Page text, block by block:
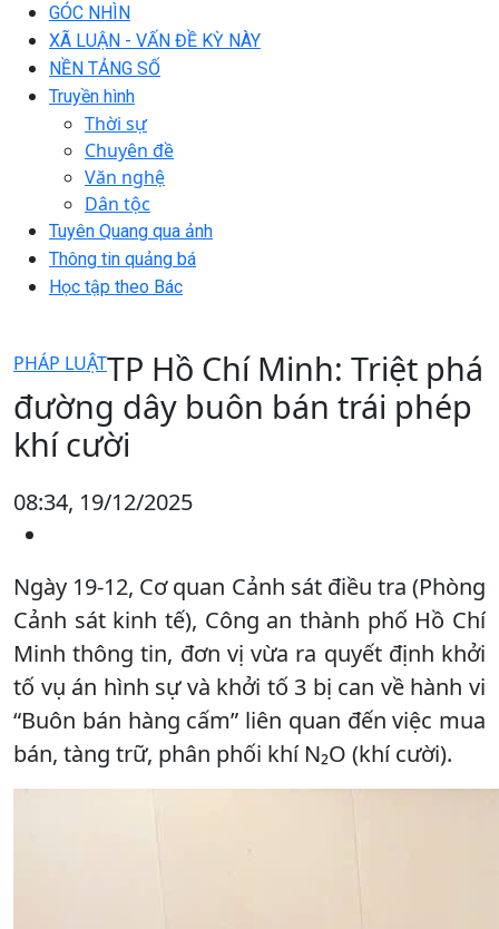
GÓC NHÌN
XÃ LUẬN - VẤN ĐỀ KỲ NÀY
NỀN TẢNG SỐ
Truyền hình
Thời sự
Chuyên đề
Văn nghệ
Dân tộc
Tuyên Quang qua ảnh
Thông tin quảng bá
Học tập theo Bác
PHÁP LUẬTTP Hồ Chí Minh: Triệt phá
đường dây buôn bán trái phép
khí cười
08:34, 19/12/2025
Ngày 19-12, Cơ quan Cảnh sát điều tra (Phòng
Cảnh sát kinh tế), Công an thành phố Hồ Chí
Minh thông tin, đơn vị vừa ra quyết định khởi
tố vụ án hình sự và khởi tố 3 bị can về hành vi
“Buôn bán hàng cấm” liên quan đến việc mua
bán, tàng trữ, phân phối khí N₂O (khí cười).